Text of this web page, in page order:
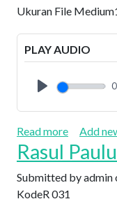
Ukuran File Medium
PLAY AUDIO
Read moreabout Di
Add
Rasul
Submitted byadmin
KodeR 031